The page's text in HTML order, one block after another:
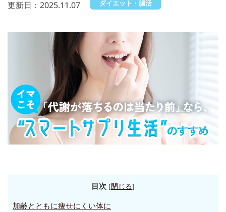
更新日：2025.11.07 ダイエット・腸活
目次 [閉じる]
加齢とともに痩せにくい体に